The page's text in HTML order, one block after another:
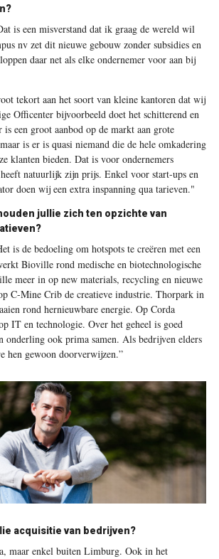
is een misverstand dat ik graag de wereld wil
nv zet dit nieuwe gebouw zonder subsidies en
daar net als elke ondernemer voor aan bij
tekort aan het soort van kleine kantoren dat wij
Officenter bijvoorbeeld doet het schitterend en
een groot aanbod op de markt aan grote
is er is quasi niemand die de hele omkadering
klanten bieden. Dat is voor ondernemers
natuurlijk zijn prijs. Enkel voor start-ups en
doen wij een extra inspanning qua tarieven."
jullie zich ten opzichte van
is de bedoeling om hotspots te creëren met een
Bioville rond medische en biotechnologische
meer in op new materials, recycling en nieuwe
C-Mine Crib de creatieve industrie. Thorpark in
rond hernieuwbare energie. Op Corda
IT en technologie. Over het geheel is goed
onderling ook prima samen. Als bedrijven elders
hen gewoon doorverwijzen.”
acquisitie van bedrijven?
maar enkel buiten Limburg. Ook in het